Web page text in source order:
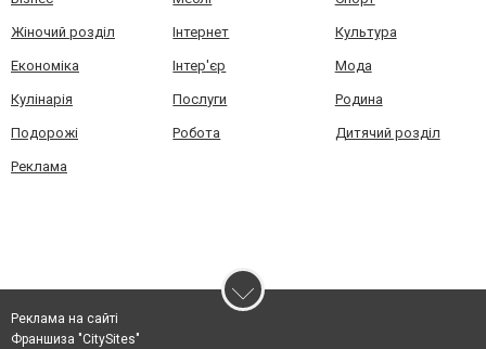
Жіночий розділ Інтернет Культура
Економіка Інтер'єр Мода
Кулінарія Послуги Родина
Подорожі Робота Дитячий розділ
Реклама
Реклама на сайті
Франшиза "CitySites"